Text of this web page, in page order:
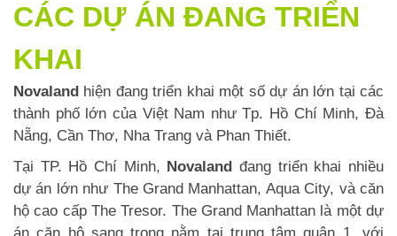
CÁC DỰ ÁN ĐANG TRIỂN
KHAI
Novaland hiện đang triển khai một số dự án lớn tại các
thành phố lớn của Việt Nam như Tp. Hồ Chí Minh, Đà
Nẵng, Cần Thơ, Nha Trang và Phan Thiết.
Tại TP. Hồ Chí Minh, Novaland đang triển khai nhiều
dự án lớn như The Grand Manhattan, Aqua City, và căn
hộ cao cấp The Tresor. The Grand Manhattan là một dự